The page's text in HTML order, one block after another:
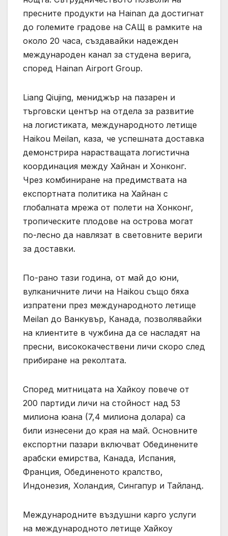
пресните продукти на Hainan да достигнат
до големите градове на САЩ в рамките на
около 20 часа, създавайки надежден
международен канал за студена верига,
според Hainan Airport Group.
Liang Qiujing, мениджър на пазарен и
търговски център на отдела за развитие
на логистиката, международното летище
Haikou Meilan, каза, че успешната доставка
демонстрира нарастващата логистична
координация между Хайнан и Хонконг.
Чрез комбиниране на предимствата на
експортната политика на Хайнан с
глобалната мрежа от полети на Хонконг,
тропическите плодове на острова могат
по-лесно да навлязат в световните вериги
за доставки.
По-рано тази година, от май до юни,
вулканичните личи на Haikou също бяха
изпратени през международното летище
Meilan до Ванкувър, Канада, позволявайки
на клиентите в чужбина да се насладят на
пресни, висококачествени личи скоро след
прибиране на реколтата.
Според митницата на Хайкоу повече от
200 партиди личи на стойност над 53
милиона юана (7,4 милиона долара) са
били изнесени до края на май. Основните
експортни пазари включват Обединените
арабски емирства, Канада, Испания,
Франция, Обединеното кралство,
Индонезия, Холандия, Сингапур и Тайланд.
Международните въздушни карго услуги
на международното летище Хайкоу